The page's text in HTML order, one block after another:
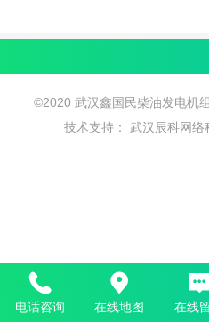
©2020 武汉鑫国民柴油发电机
技术支持： 武汉辰科网络
电话咨询 在线地图 在线